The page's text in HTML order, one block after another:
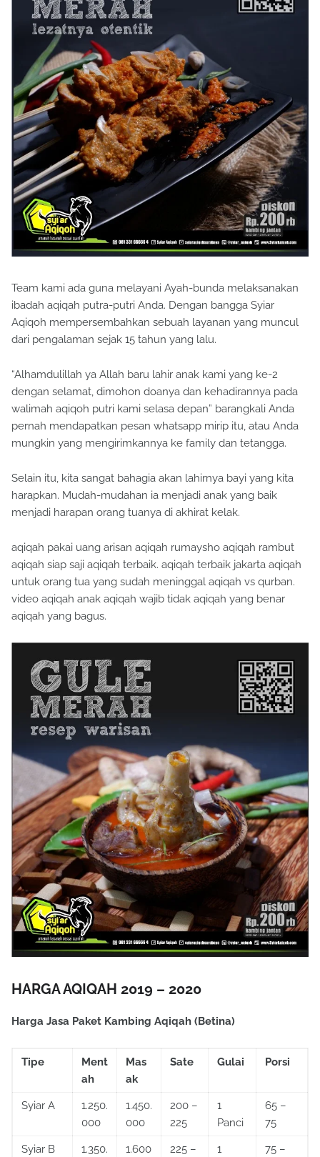
Team kami ada guna melayani Ayah-bunda melaksanakan
ibadah aqiqah putra-putri Anda. Dengan bangga Syiar
Aqiqoh mempersembahkan sebuah layanan yang muncul
dari pengalaman sejak 15 tahun yang lalu.
“Alhamdulillah ya Allah baru lahir anak kami yang ke-2
dengan selamat, dimohon doanya dan kehadirannya pada
walimah aqiqoh putri kami selasa depan” barangkali Anda
pernah mendapatkan pesan whatsapp mirip itu, atau Anda
mungkin yang mengirimkannya ke family dan tetangga.
Selain itu, kita sangat bahagia akan lahirnya bayi yang kita
harapkan. Mudah-mudahan ia menjadi anak yang baik
menjadi harapan orang tuanya di akhirat kelak.
aqiqah pakai uang arisan aqiqah rumaysho aqiqah rambut
aqiqah siap saji aqiqah terbaik. aqiqah terbaik jakarta aqiqah
untuk orang tua yang sudah meninggal aqiqah vs qurban.
video aqiqah anak aqiqah wajib tidak aqiqah yang benar
aqiqah yang bagus.
HARGA AQIQAH 2019 – 2020
Harga Jasa Paket Kambing Aqiqah (Betina)
Tipe
Ment
ah
Mas
ak
Sate Gulai Porsi
Syiar A
1.250.
000
1.450.
000
200 –
225
1
Panci
65 –
75
Syiar B
1.350.
1.600
225 –
1
75 –